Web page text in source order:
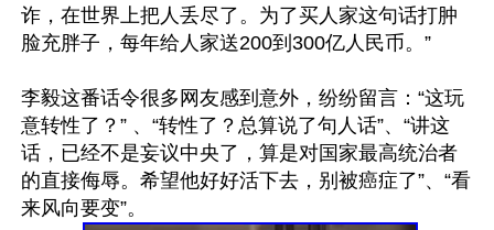
诈，在世界上把人丢尽了。为了买人家这句话打肿
脸充胖子，每年给人家送200到300亿人民币。”
李毅这番话令很多网友感到意外，纷纷留言：“这玩
意转性了？” 、“转性了？总算说了句人话”、“讲这
话，已经不是妄议中央了，算是对国家最高统治者
的直接侮辱。希望他好好活下去，别被癌症了”、“看